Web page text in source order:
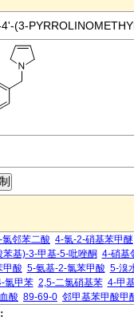
(3-
氯邻苯二酸 4-氯-2-硝基苯甲醚
苯基)-3-甲基-5-吡唑酮 4-硝基
甲酸 5-氨基-2-氯苯甲酸 5-溴
氯甲苯 2,5-二氯硝基苯 4-甲
酸 89-69-0 邻甲基苯甲酸甲